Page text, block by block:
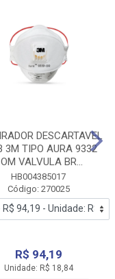
DESCARTAVEL
3M TIPO AURA 9332
VALVULA BR...
HB004385017
Código: 270025
R$ 94,19
Unidade: R$ 18,84